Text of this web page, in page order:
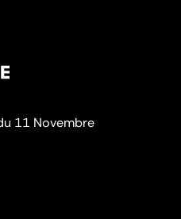
11 Novembre